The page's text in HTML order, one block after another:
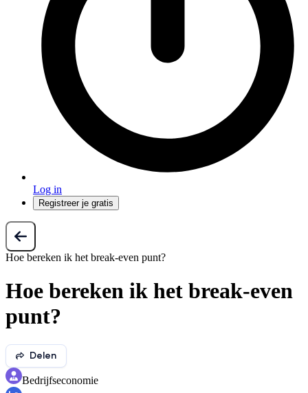
Log in
Registreer je gratis
Hoe bereken ik het break-even punt?
Hoe bereken ik het break-even
punt?
Delen
Bedrijfseconomie